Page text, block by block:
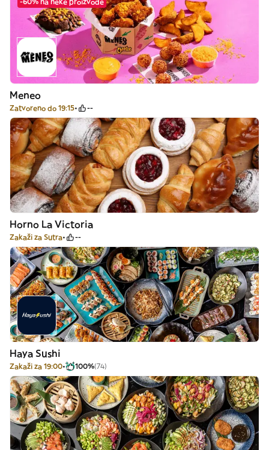
Meneo
Zatvoreno do 19:15 --
Horno La Victoria
Zakaži za Sutra --
Haya Sushi
Zakaži za 19:00 100%(74)